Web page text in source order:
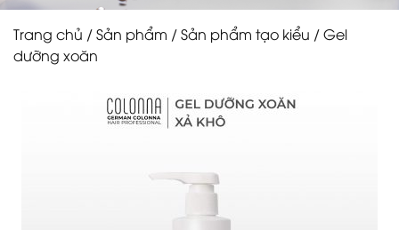
Trang chủ /Sản phẩm /Sản phẩm tạo kiểu / Gel
dưỡng xoăn